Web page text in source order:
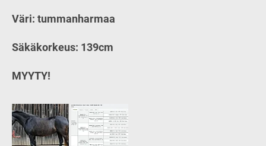
Väri: tummanharmaa
Säkäkorkeus: 139cm
MYYTY!